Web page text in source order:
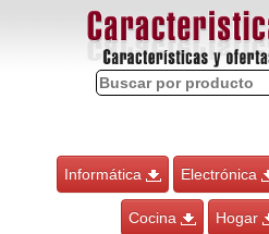
Informática Electrónica
Cocina Hogar